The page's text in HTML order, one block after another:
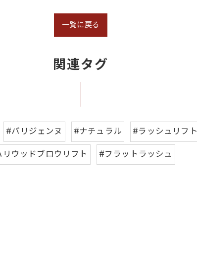
一覧に戻る
関連タグ
#パリジェンヌ #ナチュラル #ラッシュリフト
ウッドブロウリフト
#フラットラッシュ